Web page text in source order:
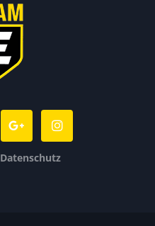
Datenschutz